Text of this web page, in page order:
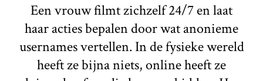
Een vrouw filmt zichzelf 24/7 en laat
haar acties bepalen door wat anonieme
usernames vertellen. In de fysieke wereld
heeft ze bijna niets, online heeft ze